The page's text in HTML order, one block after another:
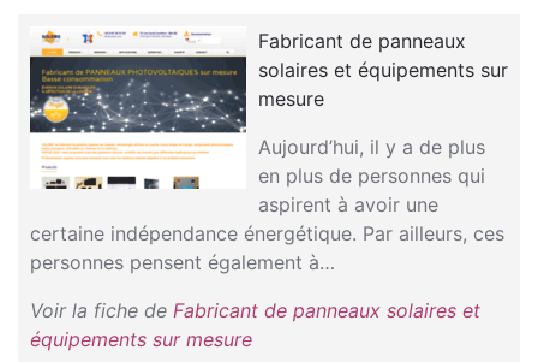
Fabricant de panneaux
solaires et équipements sur
mesure
Aujourd’hui, il y a de plus
en plus de personnes qui
aspirent à avoir une
certaine indépendance énergétique. Par ailleurs, ces
personnes pensent également à…
Voir la fiche de Fabricant de panneaux solaires et
équipements sur mesure